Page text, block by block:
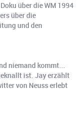
über die WM 1994
über die
und den
niemand kommt...
ist. Jay erzählt
von Neuss erlebt